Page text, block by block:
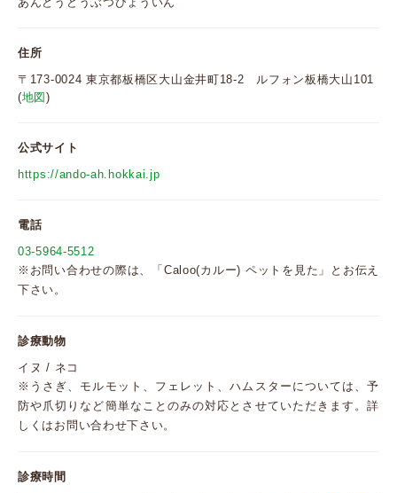
住所
〒173-0024 東京都板橋区大山金井町18-2 ルフォン板橋大山101
(地図)
公式サイト
https://ando-ah.hokkai.jp
電話
03-5964-5512
※お問い合わせの際は、「Caloo(カルー) ペットを見た」とお伝え
下さい。
診療動物
イヌ / ネコ
※うさぎ、モルモット、フェレット、ハムスターについては、予
防や爪切りなど簡単なことのみの対応とさせていただきます。詳
しくはお問い合わせ下さい。
診療時間